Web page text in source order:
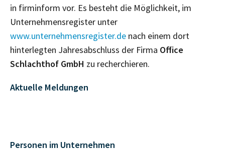
in firminform vor. Es besteht die Möglichkeit, im
Unternehmensregister unter
www.unternehmensregister.de nach einem dort
hinterlegten Jahresabschluss der Firma Office
Schlachthof GmbH zu recherchieren.
Aktuelle Meldungen
Personen im Unternehmen